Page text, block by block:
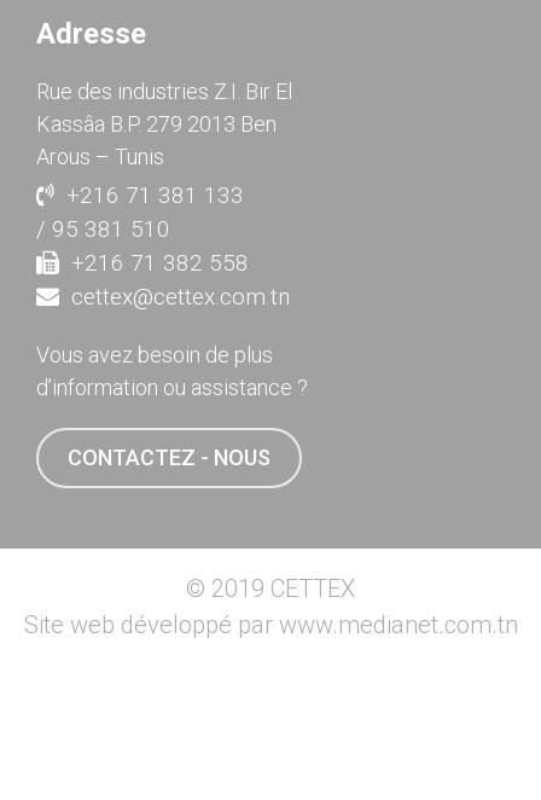
Adresse
Rue des industries Z.I. Bir El
Kassâa B.P. 279 2013 Ben
Arous – Tunis
+216 71 381 133
/ 95 381 510
+216 71 382 558
cettex@cettex.com.tn
Vous avez besoin de plus
d’information ou assistance ?
CONTACTEZ - NOUS
© 2019 CETTEX
Site web développé par www.medianet.com.tn